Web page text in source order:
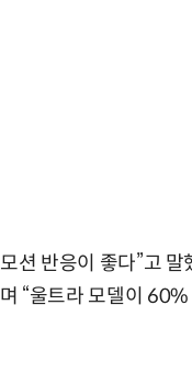
션 반응이 좋다”고 말
“울트라 모델이 60%